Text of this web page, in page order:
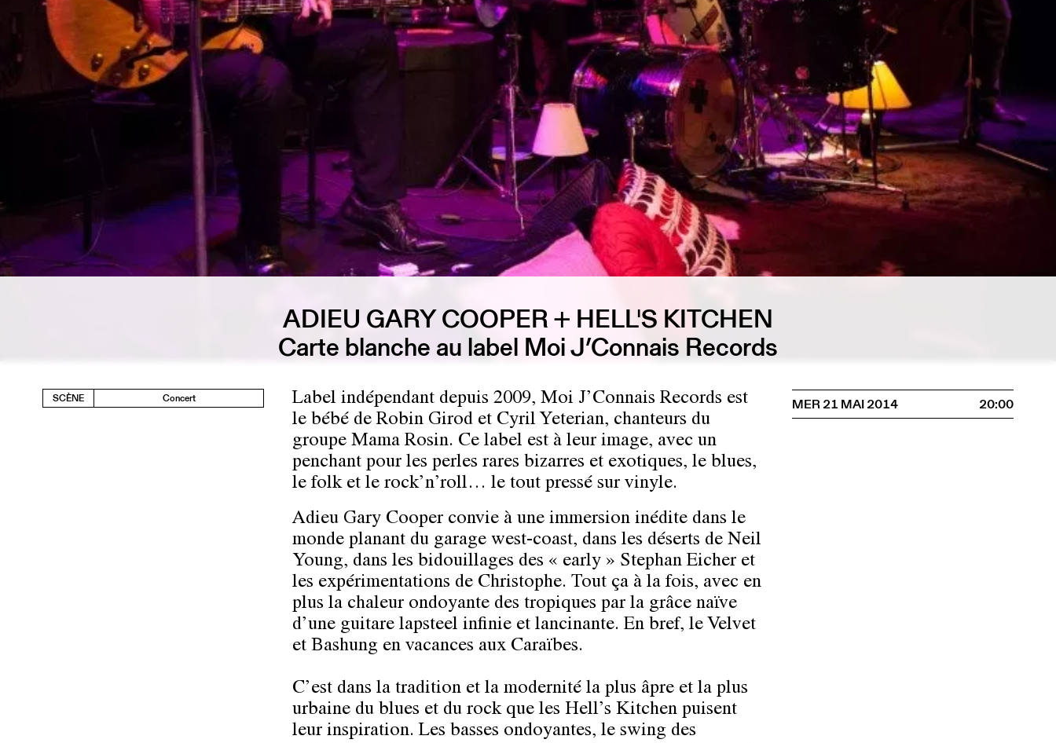
ADIEU GARY COOPER + HELL'S KITCHEN
Carte blanche au label Moi J’Connais Records
SCÈNE Concert Label indépendant depuis 2009, Moi J’Connais Records est
le bébé de Robin Girod et Cyril Yeterian, chanteurs du
groupe Mama Rosin. Ce label est à leur image, avec un
penchant pour les perles rares bizarres et exotiques, le blues,
le folk et le rock’n’roll… le tout pressé sur vinyle.
Adieu Gary Cooper convie à une immersion inédite dans le
monde planant du garage west-coast, dans les déserts de Neil
Young, dans les bidouillages des « early » Stephan Eicher et
les expérimentations de Christophe. Tout ça à la fois, avec en
plus la chaleur ondoyante des tropiques par la grâce naïve
d’une guitare lapsteel infinie et lancinante. En bref, le Velvet
et Bashung en vacances aux Caraïbes.
C’est dans la tradition et la modernité la plus âpre et la plus
urbaine du blues et du rock que les Hell’s Kitchen puisent
leur inspiration. Les basses ondoyantes, le swing des
MER 21 MAI 2014 20:00